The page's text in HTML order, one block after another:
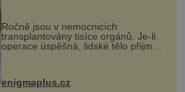
Ročně jsou v nemocnicích
transplantovány tisíce orgánů. Je-li
operace úspěšná, lidské tělo přijme
enigmaplus.cz